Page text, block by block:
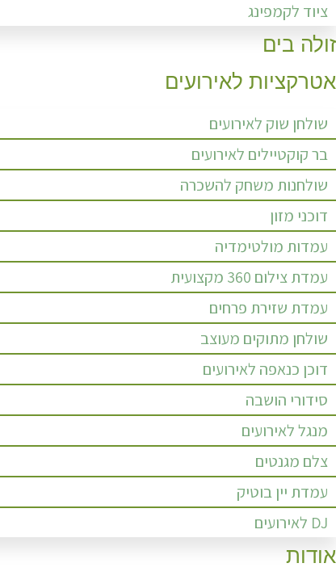
ציוד לקמפינג
זולה בים
אטרקציות לאירועים
שולחן שוק לאירועים
בר קוקטיילים לאירועים
שולחנות משחק להשכרה
דוכני מזון
עמדות מולטימדיה
עמדת צילום 360 מקצועית
עמדת שזירת פרחים
שולחן מתוקים מעוצב
דוכן כנאפה לאירועים
סידורי הושבה
מנגל לאירועים
צלם מגנטים
עמדת יין בוטיק
DJ לאירועים
אודות